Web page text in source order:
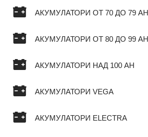
АКУМУЛАТОРИ ОТ 70 ДО 79 AH
АКУМУЛАТОРИ ОТ 80 ДО 99 AH
АКУМУЛАТОРИ НАД 100 AH
АКУМУЛАТОРИ VEGA
АКУМУЛАТОРИ ELECTRA